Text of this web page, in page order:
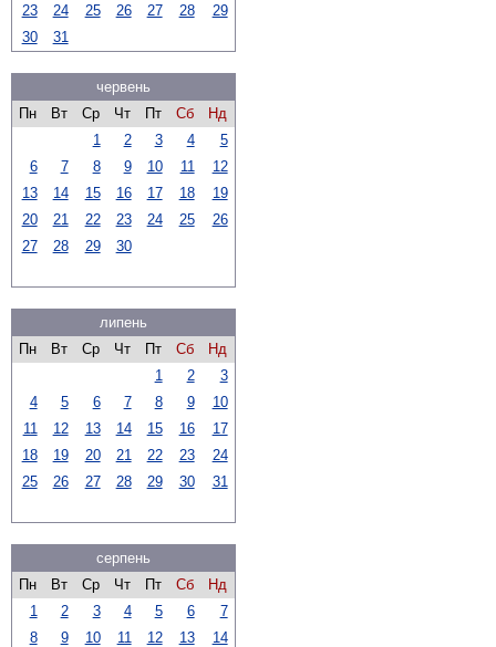
23
24 25 26 27 28
29
30
31
червень
Пн
Вт Ср Чт Пт Сб
Нд
1
2 3 4
5
6
7 8 9 10 11
12
13
14 15 16 17 18
19
20
21 22 23 24 25
26
27
28 29 30
липень
Пн
Вт Ср Чт Пт Сб
Нд
1
2
3
4
5 6 7 8 9
10
11
12 13 14 15 16
17
18
19 20 21 22 23
24
25
26 27 28 29 30 31
серпень
Пн
Вт Ср Чт Пт Сб
Нд
1
2 3 4 5 6
7
8
9 10 11 12 13
14